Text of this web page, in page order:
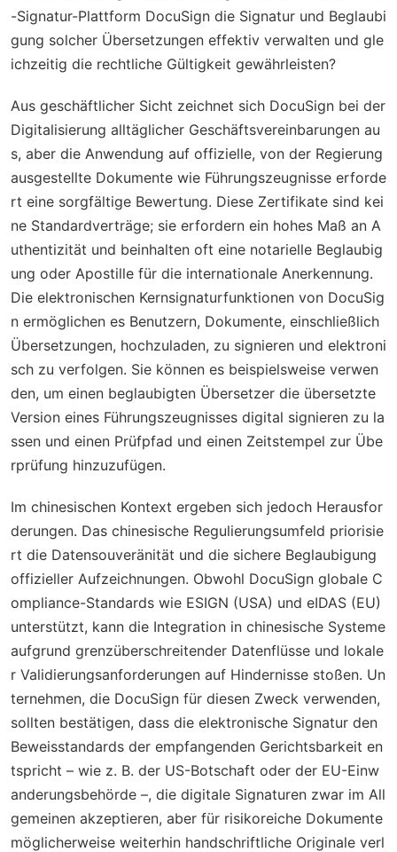
-Signatur-Plattform DocuSign die Signatur und Beglaubi
gung solcher Übersetzungen effektiv verwalten und gle
ichzeitig die rechtliche Gültigkeit gewährleisten?
Aus geschäftlicher Sicht zeichnet sich DocuSign bei der
Digitalisierung alltäglicher Geschäftsvereinbarungen au
s, aber die Anwendung auf offizielle, von der Regierung
ausgestellte Dokumente wie Führungszeugnisse erforde
rt eine sorgfältige Bewertung. Diese Zertifikate sind kei
ne Standardverträge; sie erfordern ein hohes Maß an A
uthentizität und beinhalten oft eine notarielle Beglaubig
ung oder Apostille für die internationale Anerkennung.
Die elektronischen Kernsignaturfunktionen von DocuSig
n ermöglichen es Benutzern, Dokumente, einschließlich
Übersetzungen, hochzuladen, zu signieren und elektroni
sch zu verfolgen. Sie können es beispielsweise verwen
den, um einen beglaubigten Übersetzer die übersetzte
Version eines Führungszeugnisses digital signieren zu la
ssen und einen Prüfpfad und einen Zeitstempel zur Übe
rprüfung hinzuzufügen.
Im chinesischen Kontext ergeben sich jedoch Herausfor
derungen. Das chinesische Regulierungsumfeld priorisie
rt die Datensouveränität und die sichere Beglaubigung
offizieller Aufzeichnungen. Obwohl DocuSign globale C
ompliance-Standards wie ESIGN (USA) und eIDAS (EU)
unterstützt, kann die Integration in chinesische Systeme
aufgrund grenzüberschreitender Datenflüsse und lokale
r Validierungsanforderungen auf Hindernisse stoßen. Un
ternehmen, die DocuSign für diesen Zweck verwenden,
sollten bestätigen, dass die elektronische Signatur den
Beweisstandards der empfangenden Gerichtsbarkeit en
tspricht – wie z. B. der US-Botschaft oder der EU-Einw
anderungsbehörde –, die digitale Signaturen zwar im All
gemeinen akzeptieren, aber für risikoreiche Dokumente
möglicherweise weiterhin handschriftliche Originale verl